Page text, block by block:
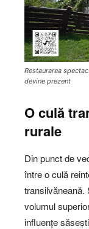
Restaurarea
devine prezent
O culă
rurale
Din punct de
între o culă
transilvăneană.
volumul
influențe